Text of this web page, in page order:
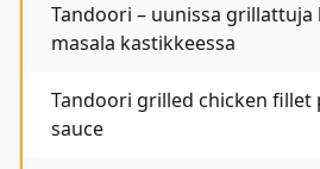
Tandoori – uunissa grillattuja
masala kastikkeessa
Tandoori grilled chicken fillet
sauce